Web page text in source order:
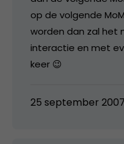
op de volgende
worden dan zal het
interactie en met
keer 😉
25 september